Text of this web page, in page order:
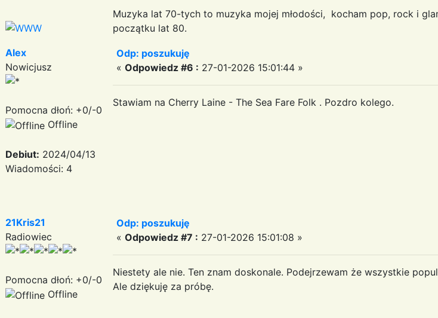
Muzyka lat 70-tych to muzyka mojej młodości, kocham pop, rock i
początku lat 80.
Alex
Nowicjusz
Pomocna dłoń: +0/-0
Offline
Debiut: 2024/04/13
Wiadomości: 4
Odp: poszukuję
« Odpowiedz #6 : 27-01-2026 15:01:44 »
Stawiam na Cherry Laine - The Sea Fare Folk . Pozdro kolego.
21Kris21
Radiowiec
Pomocna dłoń: +0/-0
Offline
Odp: poszukuję
« Odpowiedz #7 : 27-01-2026 15:01:08 »
Niestety ale nie. Ten znam doskonale. Podejrzewam że wszystkie
Ale dziękuję za próbę.